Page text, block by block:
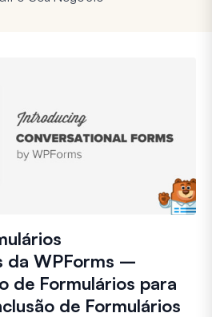
da WPForms –
de Formulários para
de Formulários